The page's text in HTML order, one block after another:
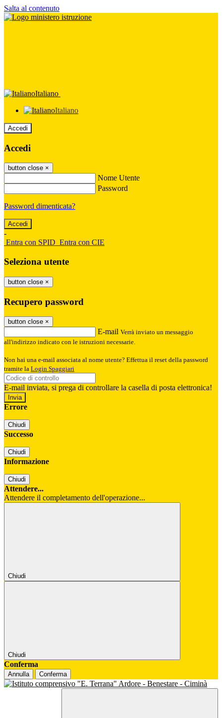
Salta al contenuto
Italiano
Italiano
Accedi
Accedi
button close ×
Nome Utente
Password
Password dimenticata?
-
Entra con SPID Entra con CIE
Seleziona utente
button close ×
Recupero password
button close ×
E-mail Verrà inviato un messaggio
all'indirizzo indicato con le istruzioni necessarie.
Non hai una e-mail associata al nome utente? Effettua il reset della password
tramite la Login Spaggiari
E-mail inviata, si prega di controllare la casella di posta elettronica!
Errore
Chiudi
Successo
Chiudi
Informazione
Chiudi
Attendere...
Attendere il completamento dell'operazione...
Chiudi
Chiudi
Conferma
Annulla Conferma